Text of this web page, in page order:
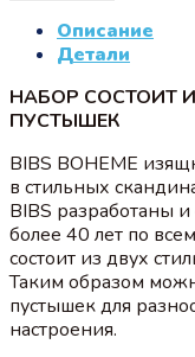
Описание
Детали
НАБОР СОСТОИТ
ПУСТЫШЕК
BIBS BOHEME
в стильных
BIBS разработаны
более 40 лет по
состоит из двух
Таким образом
пустышек для
настроения.